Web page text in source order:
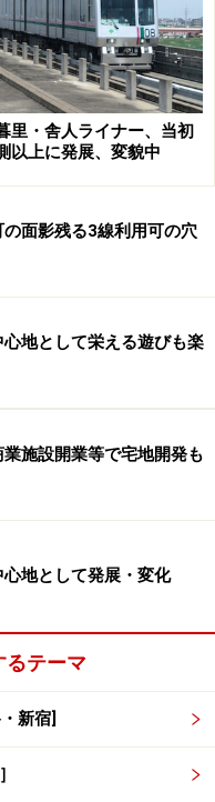
道路、記事中に出てく
には東京メトロ日比谷
省略。位置、距離などは
様子を住む人視線で見
の内容をご確認くださ
次のページへ
里・舎人ライナー、当初
以上に発展、変貌中
面影残る3線利用可の穴
地として栄える遊びも楽
施設開業等で宅地開発も
地として発展・変化
るテーマ
新宿]